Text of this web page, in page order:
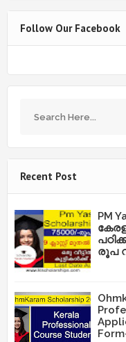
Follow Our Facebook
Recent Post
PM
രൂപ